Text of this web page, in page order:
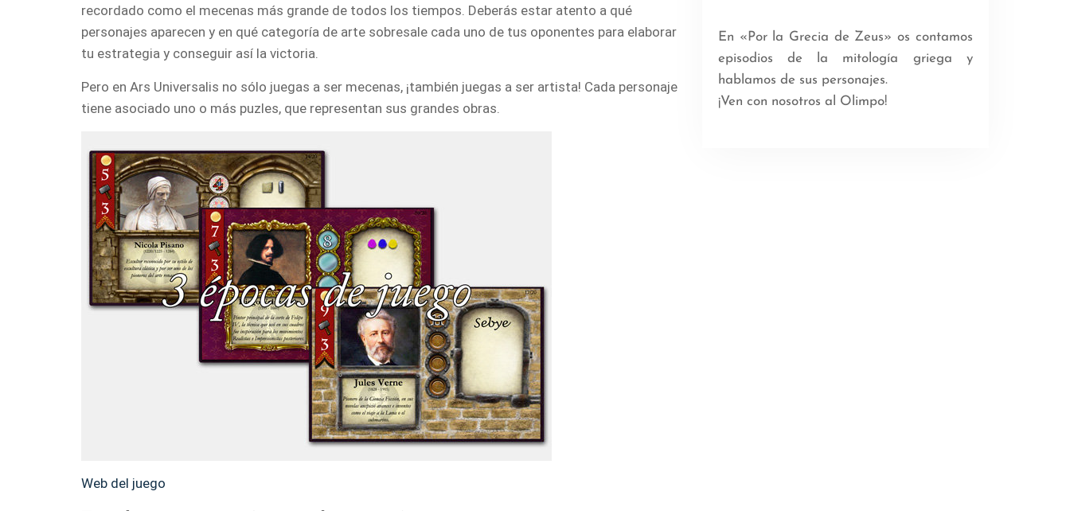
recordado como el mecenas más grande de todos los tiempos. Deberás estar atento a qué
personajes aparecen y en qué categoría de arte sobresale cada uno de tus oponentes para elaborar
tu estrategia y conseguir así la victoria.
Pero en Ars Universalis no sólo juegas a ser mecenas, ¡también juegas a ser artista! Cada personaje
tiene asociado uno o más puzles, que representan sus grandes obras.
Web del juego
En «Por la Grecia de Zeus» os contamos
episodios de la mitología griega y
hablamos de sus personajes.
¡Ven con nosotros al Olimpo!